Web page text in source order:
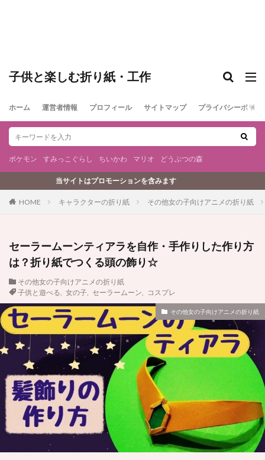
子供と楽しむ折り紙・工作
ホーム 運営者情報 プロフィール サイトマップ プライバシーポリシ
ポケモン すみっこぐらし ちいかわ マリオ どうぶつの森
プロモーションを含みます
HOME キャラクターの折り紙 その他女の子向けアニメの折り紙
セーラームーンティアラを自作・手作りした作り方
は？折り紙でつくる頭の飾り☆
その他女の子向けアニメの折り紙
子供と遊べる
女の子, セーラームーン コスプレ
その他女の子向けアニメの折り紙